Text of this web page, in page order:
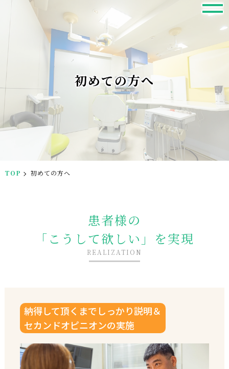
初めての方へ
TOP 初めての方へ
患者様の
「こうして欲しい」を実現
REALIZATION
納得して頂くまでしっかり説明＆
セカンドオピニオンの実施